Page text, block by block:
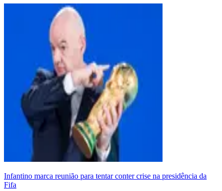
Infantino marca reunião para tentar conter crise na presidência da
Fifa